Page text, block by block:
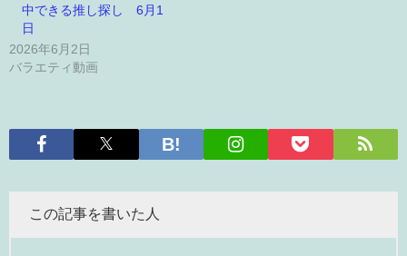
中できる推し探し 6月1
日
2026年6月2日
バラエティ動画
この記事を書いた人